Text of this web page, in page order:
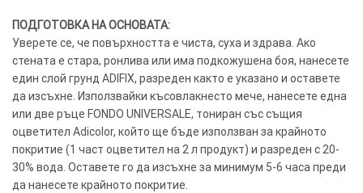
ПОДГОТОВКА НА ОСНОВАТА:
Уверете се, че повърхността е чиста, суха и здрава. Ако
стената е стара, ронлива или има подкожушена боя, нанесете
един слой грунд ADIFIX, разреден както е указано и оставете
да изсъхне. Използвайки късовлакнесто мече, нанесете една
или две ръце FONDO UNIVERSALE, тониран със същия
оцветител Adicolor, който ще бъде използван за крайното
покритие (1 част оцветител на 2 л продукт) и разреден с 20-
30% вода. Оставете го да изсъхне за минимум 5-6 часа преди
да нанесете крайното покритие.